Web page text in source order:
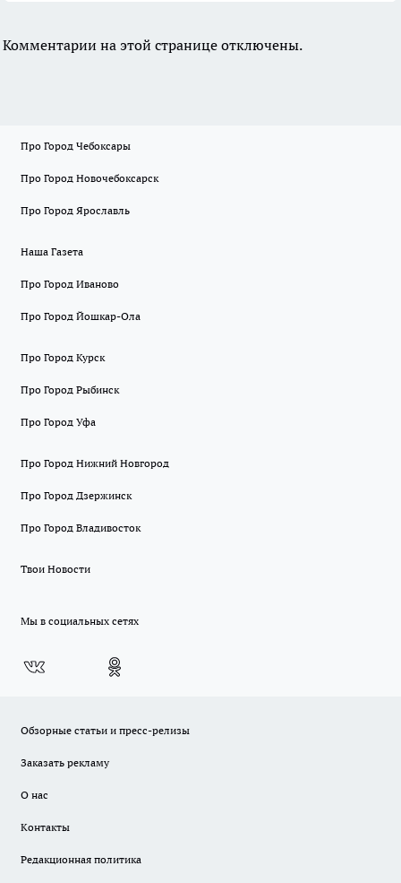
Комментарии на этой странице отключены.
Про Город Чебоксары
Про Город Новочебоксарск
Про Город Ярославль
Наша Газета
Про Город Иваново
Про Город Йошкар-Ола
Про Город Курск
Про Город Рыбинск
Про Город Уфа
Про Город Нижний Новгород
Про Город Дзержинск
Про Город Владивосток
Твои Новости
Мы в социальных сетях
Обзорные статьи и пресс-релизы
Заказать рекламу
О нас
Контакты
Редакционная политика